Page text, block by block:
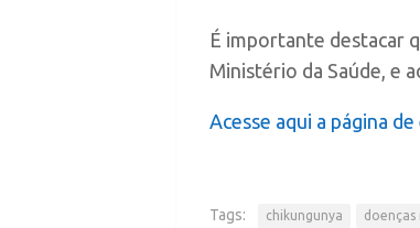
É importante destacar
Ministério da Saúde, e
Acesse aqui a página
Tags: chikungunya doenças